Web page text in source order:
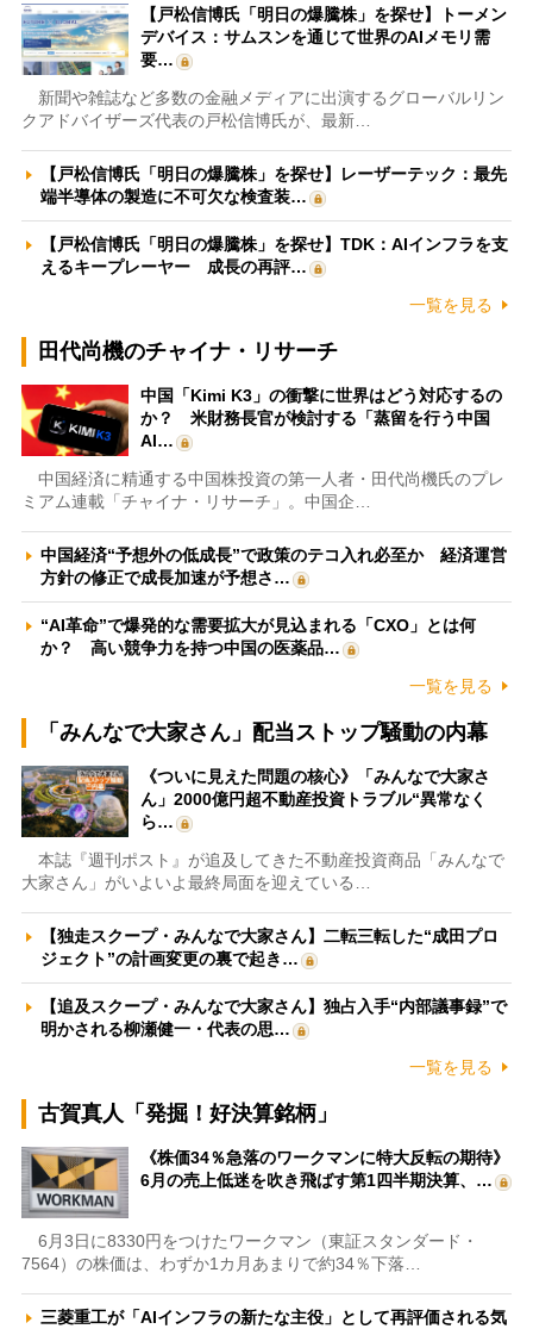
【戸松信博氏「明日の爆騰株」を探せ】トーメン
デバイス：サムスンを通じて世界のAIメモリ需
要…
新聞や雑誌など多数の金融メディアに出演するグローバルリン
クアドバイザーズ代表の戸松信博氏が、最新…
【戸松信博氏「明日の爆騰株」を探せ】レーザーテック：最先
端半導体の製造に不可欠な検査装…
【戸松信博氏「明日の爆騰株」を探せ】TDK：AIインフラを支
えるキープレーヤー 成長の再評…
一覧を見る
田代尚機のチャイナ・リサーチ
中国「Kimi K3」の衝撃に世界はどう対応するの
か？ 米財務長官が検討する「蒸留を行う中国
AI…
中国経済に精通する中国株投資の第一人者・田代尚機氏のプレ
ミアム連載「チャイナ・リサーチ」。中国企…
中国経済“予想外の低成長”で政策のテコ入れ必至か 経済運営
方針の修正で成長加速が予想さ…
“AI革命”で爆発的な需要拡大が見込まれる「CXO」とは何
か？ 高い競争力を持つ中国の医薬品…
一覧を見る
「みんなで大家さん」配当ストップ騒動の内幕
《ついに見えた問題の核心》「みんなで大家さ
ん」2000億円超不動産投資トラブル“異常なく
ら…
本誌『週刊ポスト』が追及してきた不動産投資商品「みんなで
大家さん」がいよいよ最終局面を迎えている…
【独走スクープ・みんなで大家さん】二転三転した“成田プロ
ジェクト”の計画変更の裏で起き…
【追及スクープ・みんなで大家さん】独占入手“内部議事録”で
明かされる柳瀬健一・代表の思…
一覧を見る
古賀真人「発掘！好決算銘柄」
《株価34％急落のワークマンに特大反転の期待》
6月の売上低迷を吹き飛ばす第1四半期決算、…
6月3日に8330円をつけたワークマン（東証スタンダード・
7564）の株価は、わずか1カ月あまりで約34％下落…
三菱重工が「AIインフラの新たな主役」として再評価される気